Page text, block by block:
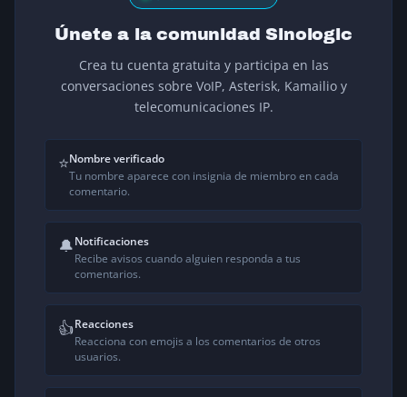
Únete a la comunidad Sinologic
Crea tu cuenta gratuita y participa en las
conversaciones sobre VoIP, Asterisk, Kamailio y
telecomunicaciones IP.
⭐Nombre verificado
Tu nombre aparece con insignia de miembro en cada
comentario.
🔔Notificaciones
Recibe avisos cuando alguien responda a tus
comentarios.
👍Reacciones
Reacciona con emojis a los comentarios de otros
usuarios.